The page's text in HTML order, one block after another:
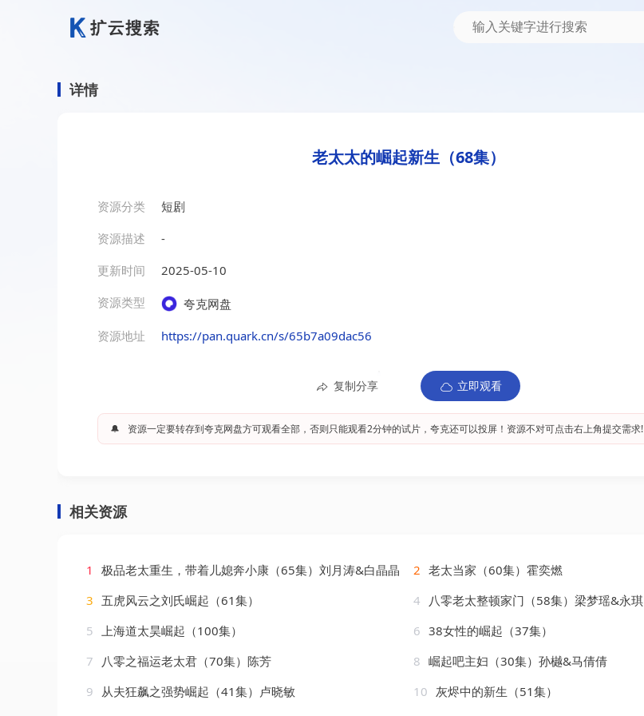
详情
老太太的崛起新生（68集）
资源分类
短剧
资源描述
-
更新时间
2025-05-10
资源类型
夸克网盘
资源地址
https://pan.quark.cn/s/65b7a09dac56
复制分享 立即观看
🔔 资源一定要转存到夸克网盘方可观看全部，否则只能观看2分钟的试片，夸克还可以投屏！资源不对可点击右上角提交需求!
相关资源
1 极品老太重生，带着儿媳奔小康（65集）刘月涛&白晶晶 2 老太当家（60集）霍奕燃
3 五虎风云之刘氏崛起（61集） 4
八零老太整顿家门（58集）梁梦瑶&永琪
5
上海道太昊崛起（100集） 6 38女性的崛起（37集）
7
八零之福运老太君（70集）陈芳 8 崛起吧主妇（30集）孙樾&马倩倩
9
从夫狂飙之强势崛起（41集）卢晓敏 10 灰烬中的新生（51集）